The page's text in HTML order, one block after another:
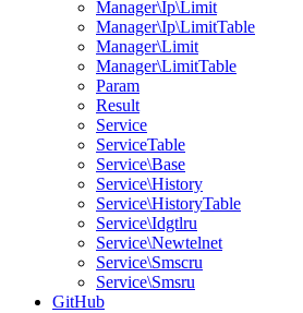
Manager\Ip\Limit
Manager\Ip\LimitTable
Manager\Limit
Manager\LimitTable
Param
Result
Service
ServiceTable
Service\Base
Service\History
Service\HistoryTable
Service\Idgtlru
Service\Newtelnet
Service\Smscru
Service\Smsru
GitHub